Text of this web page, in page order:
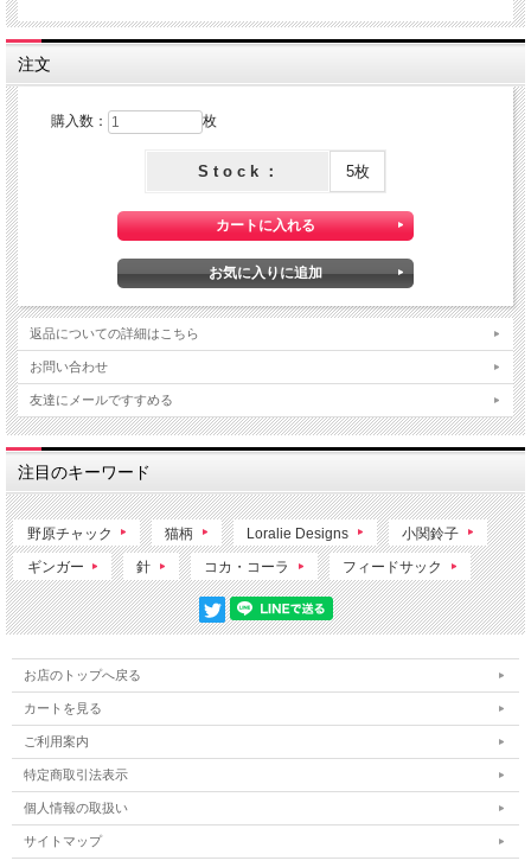
注文
購入数： 枚
S t o c k ： 5枚
返品についての詳細はこちら
お問い合わせ
友達にメールですすめる
注目のキーワード
野原チャック 猫柄 Loralie Designs 小関鈴子
ギンガー 針 コカ・コーラ フィードサック
お店のトップへ戻る
カートを見る
ご利用案内
特定商取引法表示
個人情報の取扱い
サイトマップ